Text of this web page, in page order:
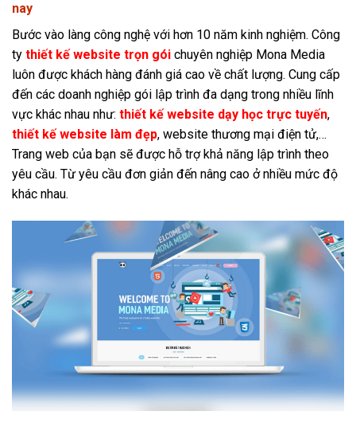
nay
Bước vào làng công nghệ với hơn 10 năm kinh nghiệm. Công
ty thiết kế website trọn gói chuyên nghiệp Mona Media
luôn được khách hàng đánh giá cao về chất lượng. Cung cấp
đến các doanh nghiệp gói lập trình đa dạng trong nhiều lĩnh
vực khác nhau như: thiết kế website dạy học trực tuyến,
thiết kế website làm đẹp, website thương mại điện tử,…
Trang web của bạn sẽ được hỗ trợ khả năng lập trình theo
yêu cầu. Từ yêu cầu đơn giản đến nâng cao ở nhiều mức độ
khác nhau.